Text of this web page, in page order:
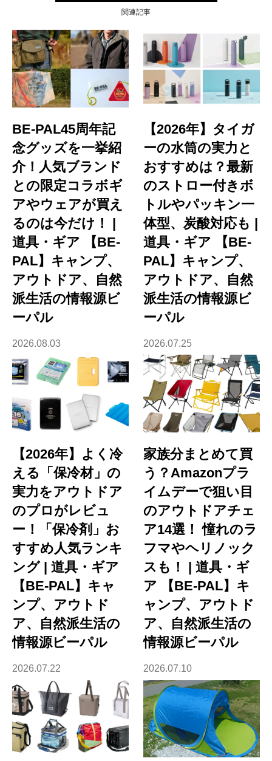
関連記事
BE-PAL45周年記
念グッズを一挙紹
介！人気ブランド
との限定コラボギ
アやウェアが買え
るのは今だけ！ |
道具・ギア 【BE-
PAL】キャンプ、
アウトドア、自然
派生活の情報源ビ
ーパル
2026.08.03
【2026年】タイガ
ーの水筒の実力と
おすすめは？最新
のストロー付きボ
トルやパッキン一
体型、炭酸対応も |
道具・ギア 【BE-
PAL】キャンプ、
アウトドア、自然
派生活の情報源ビ
ーパル
2026.07.25
【2026年】よく冷
える「保冷材」の
実力をアウトドア
のプロがレビュ
ー！「保冷剤」お
すすめ人気ランキ
ング | 道具・ギア
【BE-PAL】キャ
ンプ、アウトド
ア、自然派生活の
情報源ビーパル
2026.07.22
家族分まとめて買
う？Amazonプラ
イムデーで狙い目
のアウトドアチェ
ア14選！ 憧れのラ
フマやヘリノック
スも！ | 道具・ギ
ア 【BE-PAL】キ
ャンプ、アウトド
ア、自然派生活の
情報源ビーパル
2026.07.10